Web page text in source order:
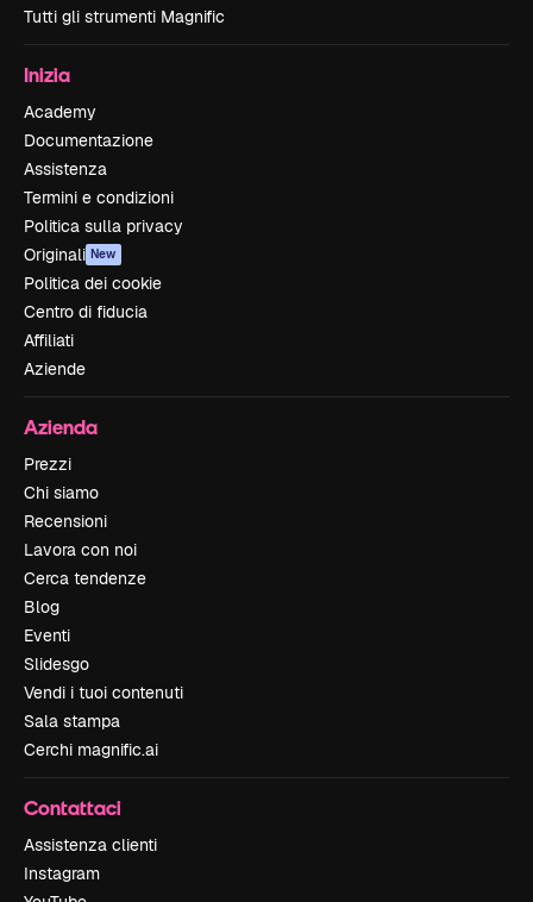
Tutti gli strumenti Magnific
Inizia
Academy
Documentazione
Assistenza
Termini e condizioni
Politica sulla privacy
Originali New
Politica dei cookie
Centro di fiducia
Affiliati
Aziende
Azienda
Prezzi
Chi siamo
Recensioni
Lavora con noi
Cerca tendenze
Blog
Eventi
Slidesgo
Vendi i tuoi contenuti
Sala stampa
Cerchi magnific.ai
Contattaci
Assistenza clienti
Instagram